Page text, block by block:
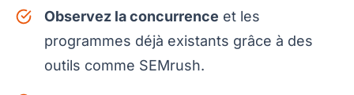
Observez la concurrence et les
programmes déjà existants grâce à des
outils comme SEMrush.